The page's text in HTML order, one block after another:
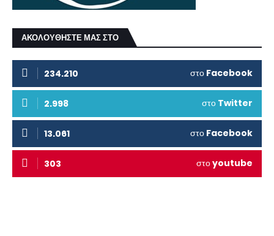
ΑΚΟΛΟΥΘΗΣΤΕ ΜΑΣ ΣΤΟ
234.210 στο Facebook
2.998 στο Twitter
13.061 στο Facebook
303 στοyoutube